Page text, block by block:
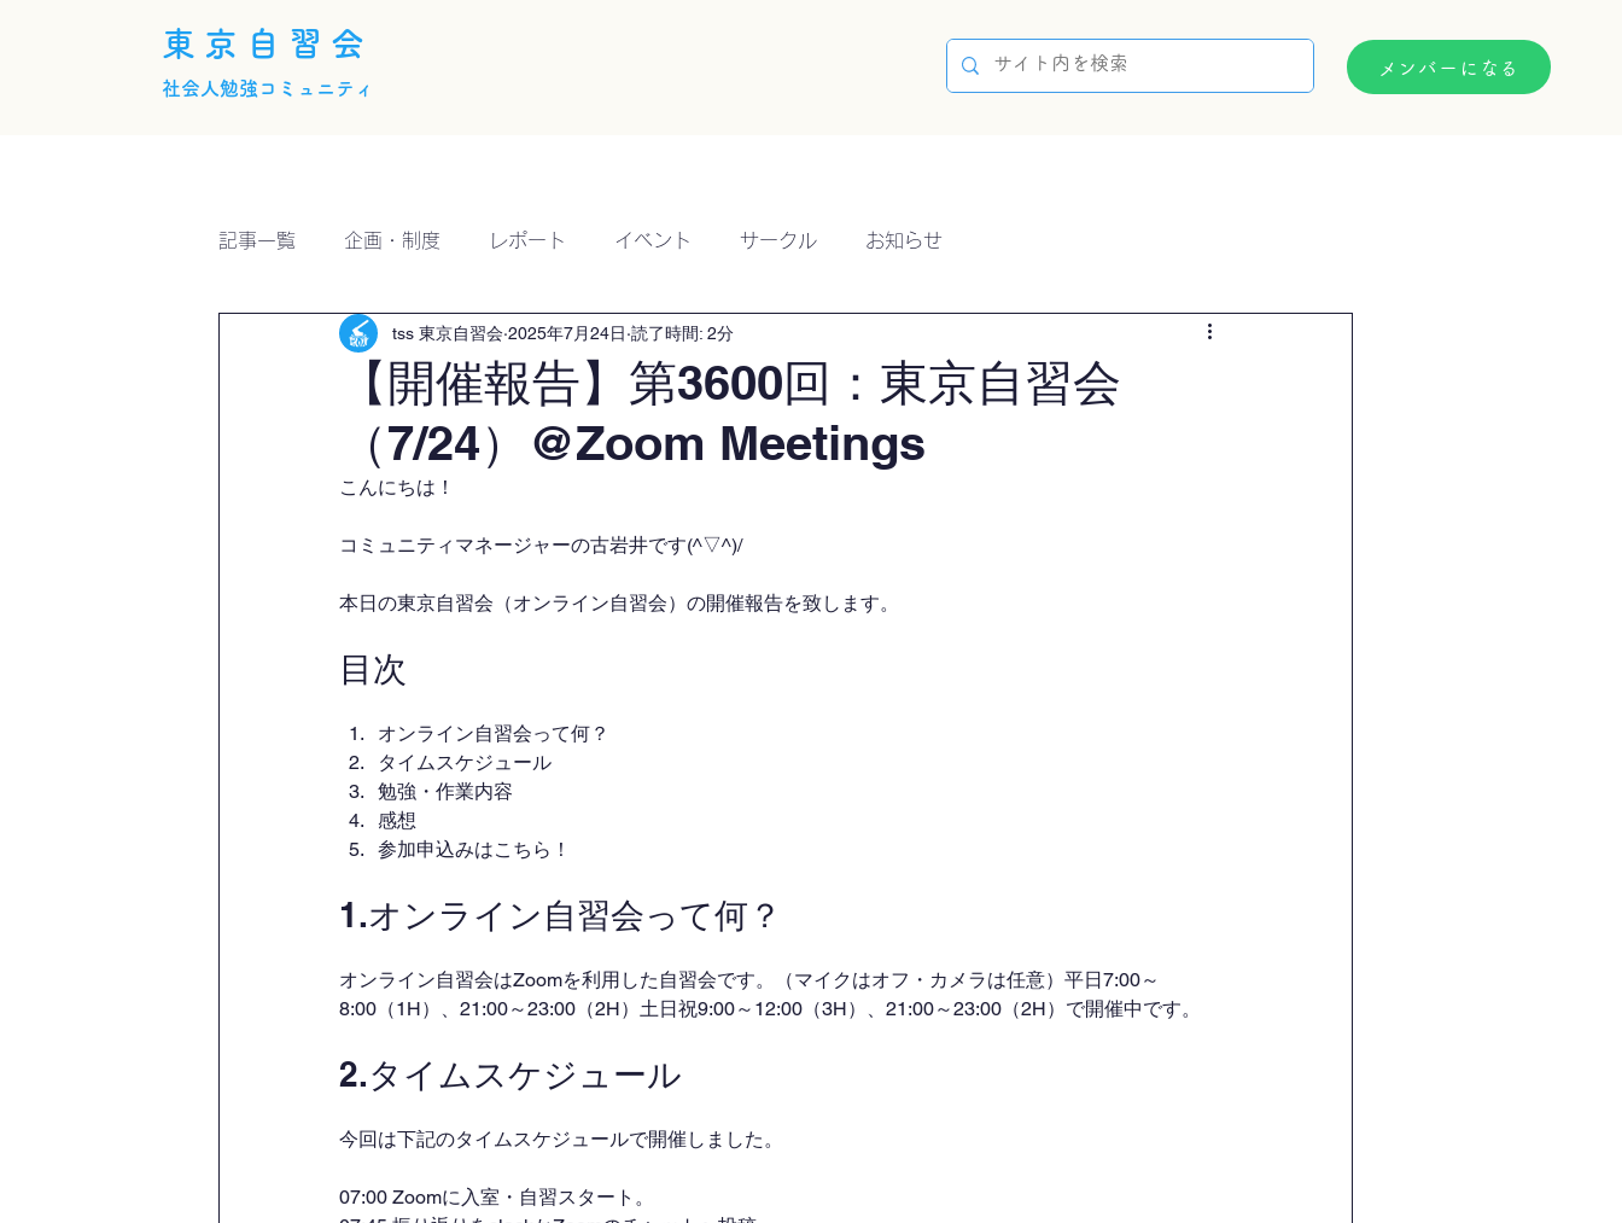
東京自習会
社会人勉強コミュニティ
メンバーになる
記事一覧 企画・制度 レポート イベント サークル お知らせ
【開催報告】第3600回：東京自習会
（7/24）@Zoom Meetings
tss 東京自習会 2025年7月24日 読了時間: 2分
こんにちは！
コミュニティマネージャーの古岩井です(^▽^)/
本日の東京自習会（オンライン自習会）の開催報告を致します。
目次
オンライン自習会って何？
タイムスケジュール
勉強・作業内容
感想
参加申込みはこちら！
1.オンライン自習会って何？
オンライン自習会はZoomを利用した自習会です。（マイクはオフ・カメラは任意）平日7:00～
8:00（1H）、21:00～23:00（2H）土日祝9:00～12:00（3H）、21:00～23:00（2H）で開催中です。
2.タイムスケジュール
今回は下記のタイムスケジュールで開催しました。
07:00 Zoomに入室・自習スタート。